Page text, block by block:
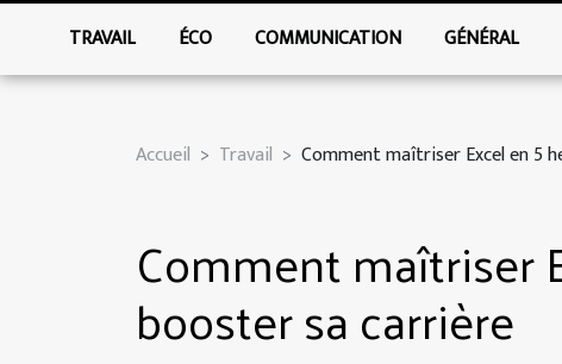
TRAVAIL ÉCO COMMUNICATION GÉNÉRAL
Accueil Travail Comment maîtriser Excel en 5
Comment maîtriser
booster sa carrière